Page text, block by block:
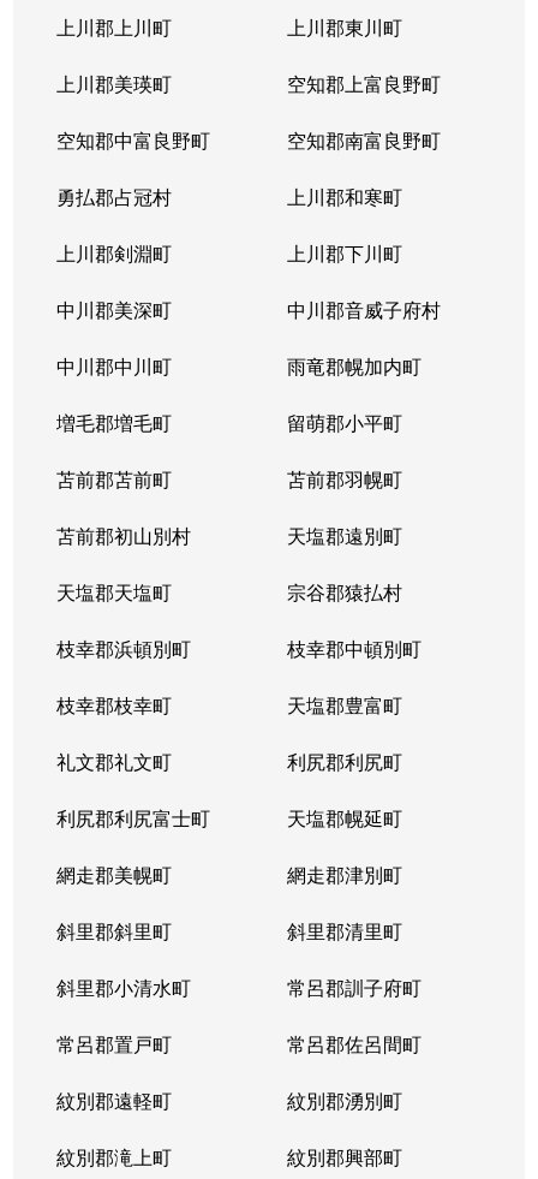
上川郡上川町 上川郡東川町
上川郡美瑛町 空知郡上富良野町
空知郡中富良野町 空知郡南富良野町
勇払郡占冠村 上川郡和寒町
上川郡剣淵町 上川郡下川町
中川郡美深町 中川郡音威子府村
中川郡中川町 雨竜郡幌加内町
増毛郡増毛町 留萌郡小平町
苫前郡苫前町 苫前郡羽幌町
苫前郡初山別村 天塩郡遠別町
天塩郡天塩町 宗谷郡猿払村
枝幸郡浜頓別町 枝幸郡中頓別町
枝幸郡枝幸町 天塩郡豊富町
礼文郡礼文町 利尻郡利尻町
利尻郡利尻富士町 天塩郡幌延町
網走郡美幌町 網走郡津別町
斜里郡斜里町 斜里郡清里町
斜里郡小清水町 常呂郡訓子府町
常呂郡置戸町 常呂郡佐呂間町
紋別郡遠軽町 紋別郡湧別町
紋別郡滝上町 紋別郡興部町